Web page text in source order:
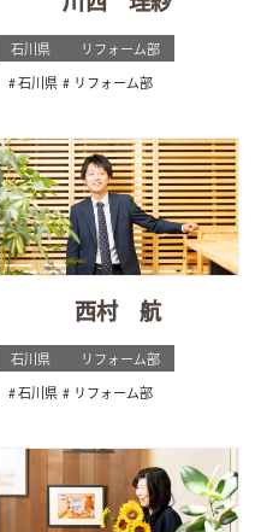
石川県 リフォーム部
石川県 リフォーム部
西村 航
石川県 リフォーム部
石川県 リフォーム部